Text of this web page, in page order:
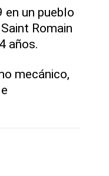
un pueblo
Romain
años.
mecánico,